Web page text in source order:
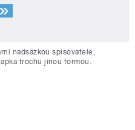
nadsázkou spisovatele,
trochu jinou formou.